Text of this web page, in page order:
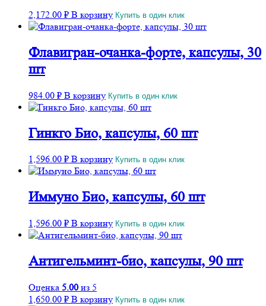
2,172.00 ₽ В корзину Купить в один клик
Флавигран-очанка-форте, капсулы, 30
шт
984.00 ₽ В корзину Купить в один клик
Гинкго Био, капсулы, 60 шт
1,596.00 ₽ В корзину Купить в один клик
Иммуно Био, капсулы, 60 шт
1,596.00 ₽ В корзину Купить в один клик
Антигельминт-био, капсулы, 90 шт
Оценка 5.00 из 5
1,650.00 ₽ В корзину Купить в один клик